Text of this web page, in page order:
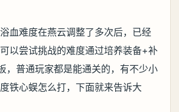
血难度在燕云调整了多次后，已经
以尝试挑战的难度通过培养装备+补
，普通玩家都是能通关的，有不少小
铁心蜈怎么打，下面就来告诉大